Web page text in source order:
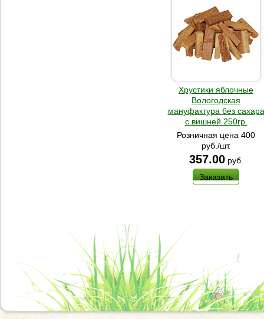
Хрустики яблочные
Вологодская
мануфактура без сахара
с вишней 250гр.
Розничная цена 400
руб./шт.
357.00 руб.
Заказать